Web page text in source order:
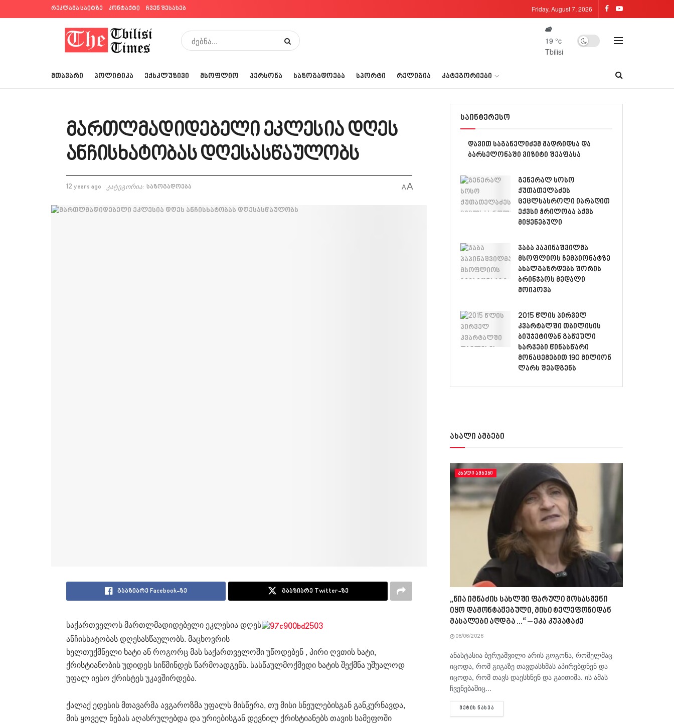
რეკლამა საიტზე კონტაქტი ჩვენ შესახებ Friday, August 7, 2026
19 °c
Tbilisi
ᲛᲗᲐᲕᲐᲠᲘ ᲞᲝᲚᲘᲢᲘᲙᲐ ᲔᲥᲡᲙᲚᲣᲖᲘᲕᲘ ᲛᲡᲝᲤᲚᲘᲝ ᲞᲔᲠᲡᲝᲜᲐ ᲡᲐᲖᲝᲒᲐᲓᲝᲔᲑᲐ ᲡᲞᲝᲠᲢᲘ ᲠᲔᲚᲘᲒᲘᲐ ᲙᲐᲢᲔᲒᲝᲠᲘᲔᲑᲘ
მართლმადიდებელი ეკლესია დღეს
ანჩისხატობას დღესასწაულობს
12 years ago კატეგორია: საზოგადოება AA
გააზიარე Facebook-ზე გააზიარე Twitter-ზე
საქართველოს მართლმადიდებელი ეკლესია დღეს
ანჩისხატობას დღესასწაულობს. მაცხოვრის
ხელთუქმნელი ხატი ან როგორც მას საქართველოში უწოდებენ , პირი ღვთის ხატი,
ქრისტიანობის უდიდეს სიწმინდეს წარმოადგენს. სასწაულმოქმედი ხატის შექმნა უშუალოდ
უფალ იესო ქრისტეს უკავშირდება.
ქალაქ ედესის მთავარმა ავგაროზმა უფალს მისწერა, თუ მისი სნეულებისგან განკურნავდა,
მის ყოველ ნებას აღასრულებდა და ურიებისგან დევნილ ქრისტიანებს თავის სამეფოში
საინტერესო
დავით საგანელიძემ მადრიდსა და
ბარსელონაში ვიზიტი შეაფასა
გენერალ სოსო
ქუთათელაძეს
ცეცლსასროლი იარაღით
ექვსი ჭრილობა აქვს
მიყენებული
ჯაბა პაპინაშვილმა
მსოფლიოს ჩემპიონატზე
ახალგაზრდებს შორის
ბრინჯაოს მედალი
მოიპოვა
2015 წლის პირველ
კვარტალში თბილისის
ბიუჯეტიდან გაწეული
ხარჯები წინასწარი
მონაცემებით 190 მილიონ
ლარს შეადგენს
ახალი ამბები
ᲐᲮᲐᲚᲘ ᲐᲛᲑᲔᲑᲘ
„ნია იმნაძის სახლში ფარული მოსასმენი
იყო დამონტაჟებული, მისი ტელეფონიდან
მასალები აღდგა…“ – ეკა კუპატაძე
08/06/2026
ანასტასია ბერუაშვილი არის გოგონა, რომელმაც
იცოდა, რომ გიგაზე თავდასხმას აპირებდნენ და
იცოდა, რომ თავს დაესხნენ და გაითიშა. ის ამას
ჩვენებაშიც...
ᲛᲔᲢᲘᲡ ᲜᲐᲮᲕᲐ